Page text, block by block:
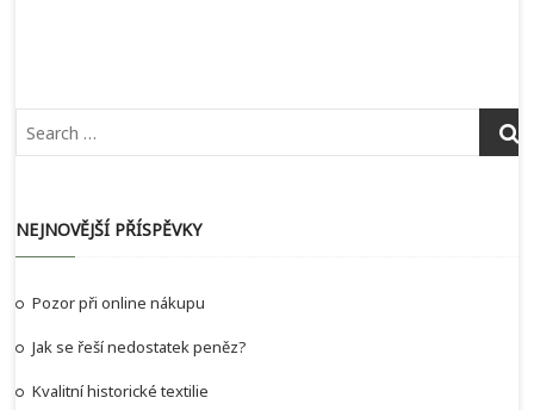
NEJNOVĚJŠÍ PŘÍSPĚVKY
Pozor při online nákupu
Jak se řeší nedostatek peněz?
Kvalitní historické textilie